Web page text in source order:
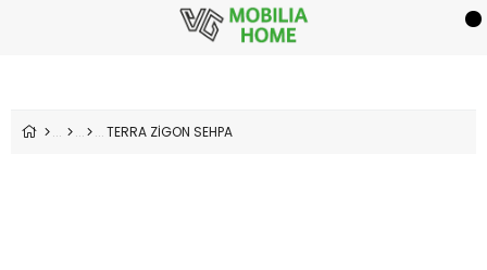
TERRA ZİGON SEHPA